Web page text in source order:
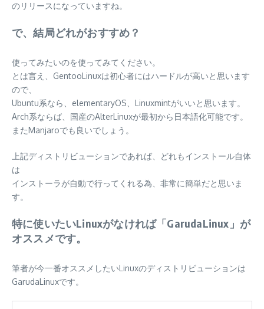
のリリースになっていますね。
で、結局どれがおすすめ？
使ってみたいのを使ってみてください。
とは言え、GentooLinuxは初心者にはハードルが高いと思います
ので、
Ubuntu系なら、elementaryOS、Linuxmintがいいと思います。
Arch系ならば、国産のAlterLinuxが最初から日本語化可能です。
またManjaroでも良いでしょう。
上記ディストリビューションであれば、どれもインストール自体
は
インストーラが自動で行ってくれる為、非常に簡単だと思いま
す。
特に使いたいLinuxがなければ「GarudaLinux」が
オススメです。
筆者が今一番オススメしたいLinuxのディストリビューションは
GarudaLinuxです。